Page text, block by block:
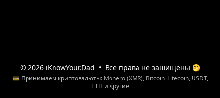
© 2026 iKnowYour.Dad • Все права не защищены 🤭
💳 Принимаем криптовалюты: Monero (XMR), Bitcoin, Litecoin, USDT,
ETH и другие